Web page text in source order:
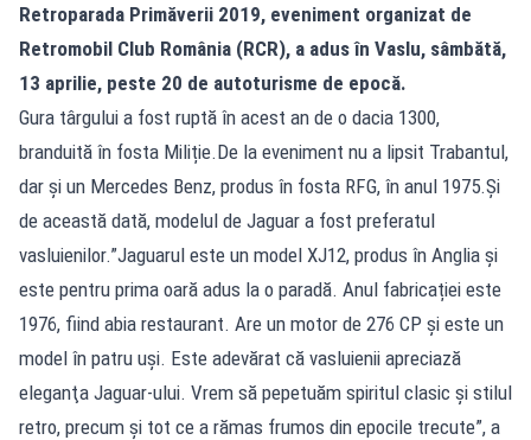
Retroparada Primăverii 2019, eveniment organizat de
Retromobil Club România (RCR), a adus în Vaslu, sâmbătă,
13 aprilie, peste 20 de autoturisme de epocă.
Gura târgului a fost ruptă în acest an de o dacia 1300,
branduită în fosta Miliție.De la eveniment nu a lipsit Trabantul,
dar și un Mercedes Benz, produs în fosta RFG, în anul 1975.Și
de această dată, modelul de Jaguar a fost preferatul
vasluienilor.”Jaguarul este un model XJ12, produs în Anglia și
este pentru prima oară adus la o paradă. Anul fabricației este
1976, fiind abia restaurant. Are un motor de 276 CP și este un
model în patru uşi. Este adevărat că vasluienii apreciază
eleganţa Jaguar-ului. Vrem să pepetuăm spiritul clasic şi stilul
retro, precum şi tot ce a rămas frumos din epocile trecute”, a